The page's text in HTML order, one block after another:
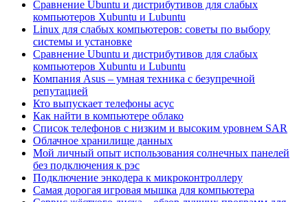
Сравнение Ubuntu и дистрибутивов для слабых
компьютеров Xubuntu и Lubuntu
Linux для слабых компьютеров: советы по выбору
системы и установке
Сравнение Ubuntu и дистрибутивов для слабых
компьютеров Xubuntu и Lubuntu
Компания Asus – умная техника с безупречной
репутацией
Кто выпускает телефоны асус
Как найти в компьютере облако
Список телефонов с низким и высоким уровнем SAR
Облачное хранилище данных
Мой личный опыт использования солнечных панелей
без подключения к рэс
Подключение энкодера к микроконтроллеру
Самая дорогая игровая мышка для компьютера